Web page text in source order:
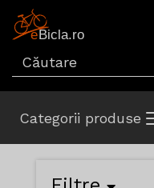
Categorii produse